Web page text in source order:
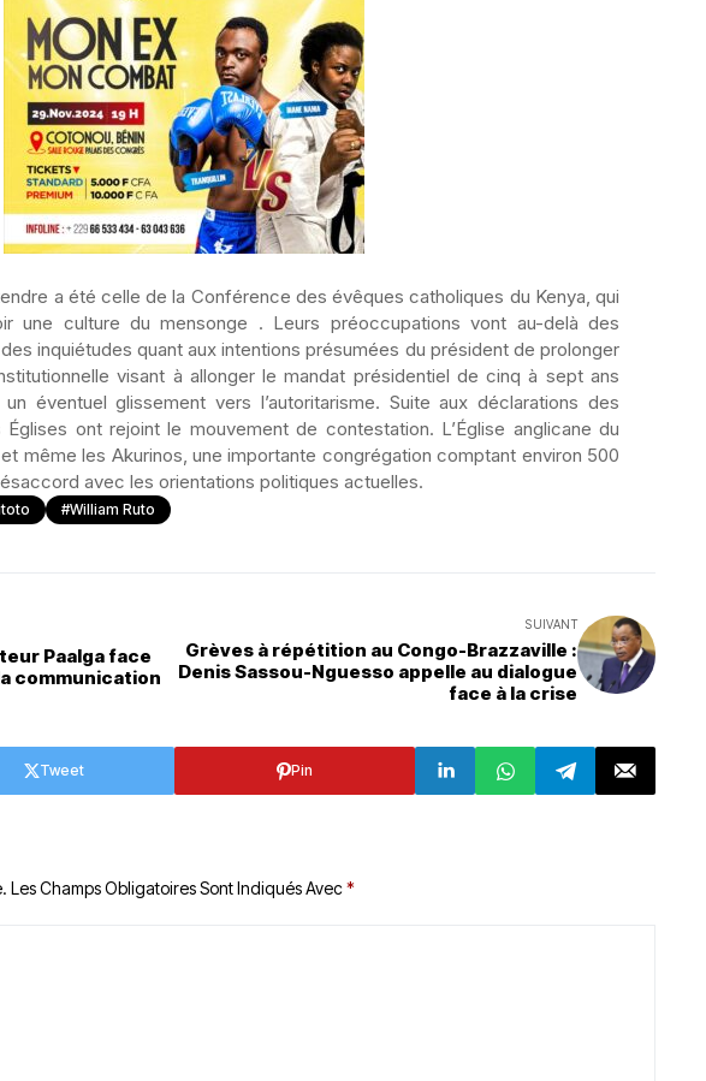
a été celle de la Conférence des évêques catholiques du Kenya, qui
une culture du mensonge . Leurs préoccupations vont au-delà des
inquiétudes quant aux intentions présumées du président de prolonger
visant à allonger le mandat présidentiel de cinq à sept ans
éventuel glissement vers l’autoritarisme. Suite aux déclarations des
Églises ont rejoint le mouvement de contestation. L’Église anglicane du
même les Akurinos, une importante congrégation comptant environ 500
avec les orientations politiques actuelles.
#William Ruto
Paalga face
communication
SUIVANT
Grèves à répétition au Congo-Brazzaville :
Denis Sassou-Nguesso appelle au dialogue
face à la crise
Tweet Pin
Les Champs Obligatoires Sont Indiqués Avec*